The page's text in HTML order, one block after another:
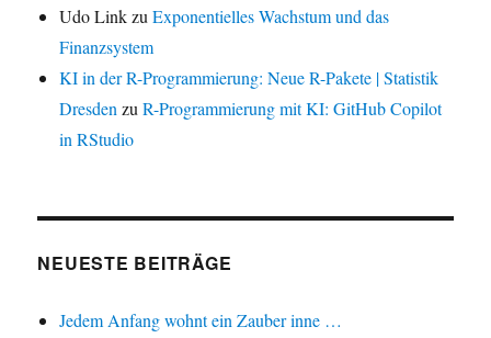
Udo LinkzuExponentielles Wachstum und das
Finanzsystem
KI in der R-Programmierung: Neue R-Pakete | Statistik
Dresden zuR-Programmierung mit KI: GitHub Copilot
in RStudio
NEUESTE BEITRÄGE
Jedem Anfang wohnt ein Zauber inne …